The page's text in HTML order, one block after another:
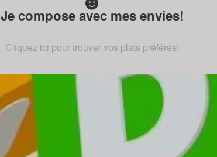
Je compose avec mes envies!
Cliquez ici pour trouver vos plats préférés!